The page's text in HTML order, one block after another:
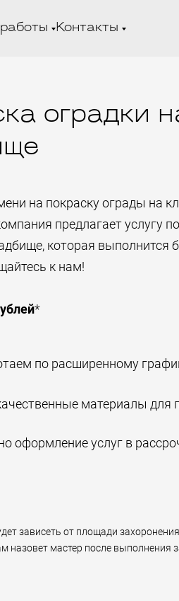
Контакты
оградки
на покраску ограды на
предлагает услугу
которая выполнится
к нам!
*
по расширенному
материалы для
оформление услуг в
зависеть от площади
назовет мастер после выполнения